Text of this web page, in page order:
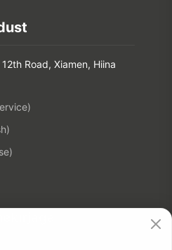
Road, Xiamen, Hiina